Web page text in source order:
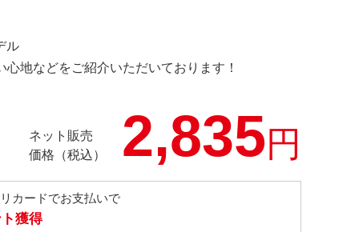
ル
地などをご紹介いただいております！
ネット販売
価格（税込）
2,835円
カードでお支払いで
獲得